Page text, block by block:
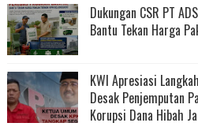
Dukungan CSR PT
Bantu Tekan Harga
KWI Apresiasi
Desak Penjemputan
Korupsi Dana Hibah